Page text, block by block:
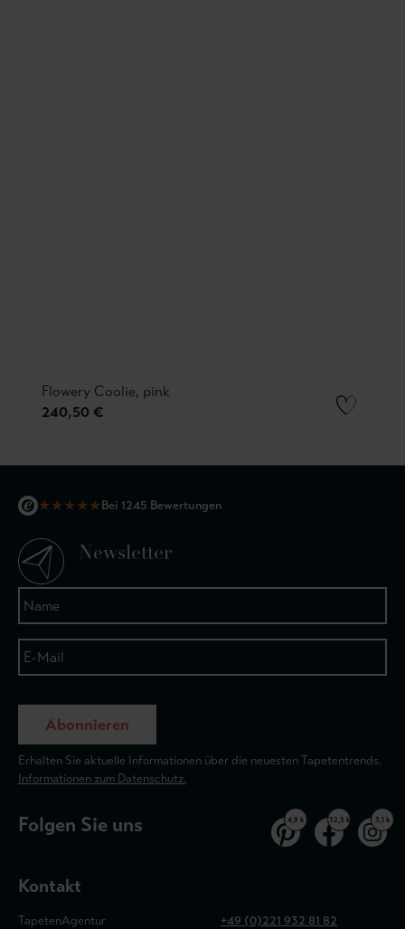
Flowery Coolie, pink
240,50 €
★★★★★Bei 1245 Bewertungen
Newsletter
Abonnieren
Erhalten Sie aktuelle Informationen über die neuesten Tapetentrends.
Informationen zum Datenschutz.
Folgen Sie uns 4,9 k 32,5 k 3,1 k
Kontakt
TapetenAgentur
+49 (0)221 932 81 82